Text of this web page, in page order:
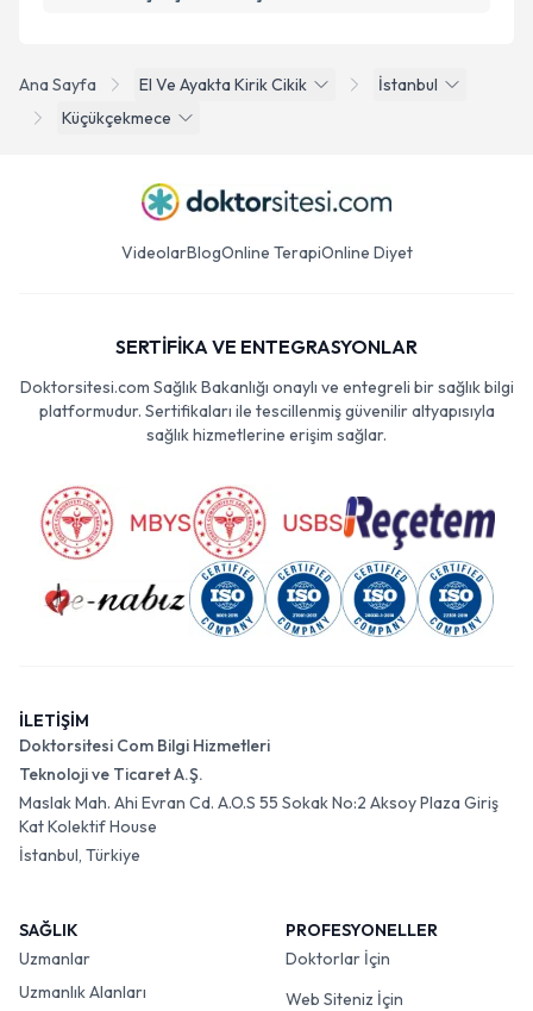
Ana Sayfa El Ve Ayakta Kirik Cikik
İstanbul
Küçükçekmece
VideolarBlogOnline TerapiOnline Diyet
SERTİFİKA VE ENTEGRASYONLAR
Doktorsitesi.com Sağlık Bakanlığı onaylı ve entegreli bir sağlık bilgi
platformudur. Sertifikaları ile tescillenmiş güvenilir altyapısıyla
sağlık hizmetlerine erişim sağlar.
İLETİŞİM
Doktorsitesi Com Bilgi Hizmetleri
Teknoloji ve Ticaret A.Ş.
Maslak Mah. Ahi Evran Cd. A.O.S 55 Sokak No:2 Aksoy Plaza Giriş
Kat Kolektif House
İstanbul, Türkiye
SAĞLIK
Uzmanlar
Uzmanlık Alanları
PROFESYONELLER
Doktorlar İçin
Web Siteniz İçin